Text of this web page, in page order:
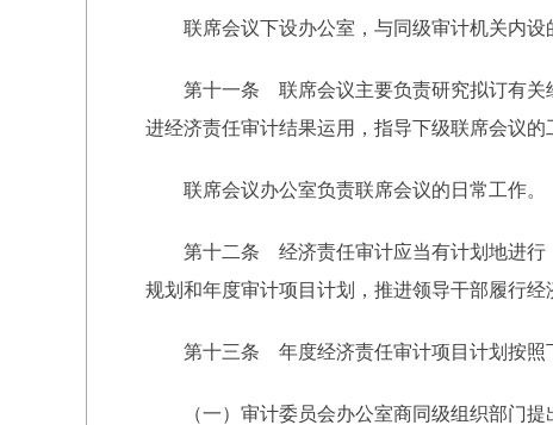
联席会议下设办公室，与同级审计机关内设
第十一条 联席会议主要负责研究拟订有关经
进经济责任审计结果运用，指导下级联席会议
联席会议办公室负责联席会议的日常工作。
第十二条 经济责任审计应当有计划地进行，
规划和年度审计项目计划，推进领导干部履行经
第十三条 年度经济责任审计项目计划按照
（一）审计委员会办公室商同级组织部门提